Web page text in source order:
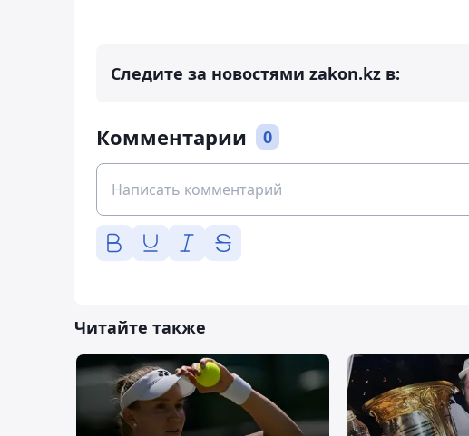
Следите за новостями zakon.kz в:
Комментарии 0
Читайте также